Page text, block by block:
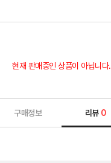
현재 판매중인 상품이 아닙니다.
구매정보 리뷰 0